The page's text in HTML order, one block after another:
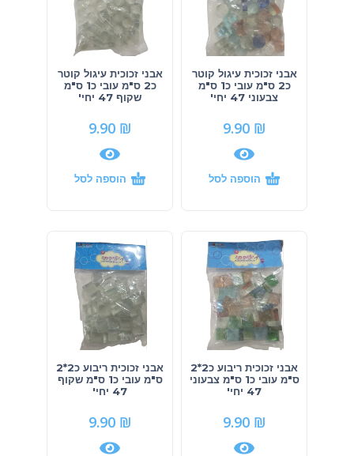
אבני זכוכית עיגול קוטר
כ2 ס"מ עובי כ1 ס"מ
צבעוני 47 יחי'
9.90 ₪
הוספה לסל
אבני זכוכית עיגול קוטר
כ2 ס"מ עובי כ1 ס"מ
שקוף 47 יחי'
9.90 ₪
הוספה לסל
אבני זכוכית ריבוע כ2*2
ס"מ עובי כ1 ס"מ צבעוני
47 יחי'
9.90 ₪
אבני זכוכית ריבוע כ2*2
ס"מ עובי כ1 ס"מ שקוף
47 יחי'
9.90 ₪